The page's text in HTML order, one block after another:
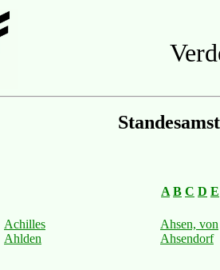
A B C D E
Achilles
Ahlden
Ahsen, von
Ahsendorf